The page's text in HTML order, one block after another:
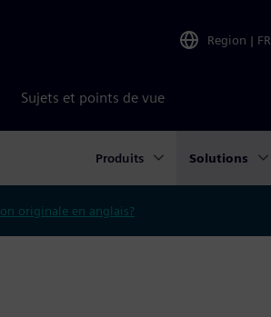
Region | FR
Sujets et points de vue
Produits Solutions
originale en anglais?